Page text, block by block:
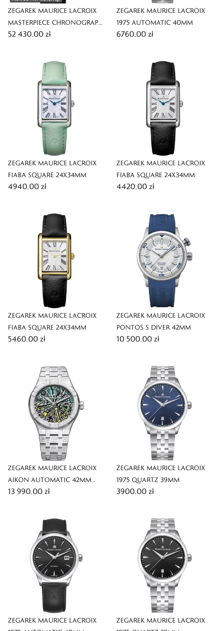
ZEGAREK MAURICE LACROIX
MASTERPIECE CHRONOGRAPH
43MM
52 430,00 zł
ZEGAREK MAURICE LACROIX
1975 AUTOMATIC 40MM
6760,00 zł
ZEGAREK MAURICE LACROIX
FIABA SQUARE 24X34MM
4940,00 zł
ZEGAREK MAURICE LACROIX
FIABA SQUARE 24X34MM
4420,00 zł
ZEGAREK MAURICE LACROIX
FIABA SQUARE 24X34MM
5460,00 zł
ZEGAREK MAURICE LACROIX
PONTOS S DIVER 42MM
10 500,00 zł
ZEGAREK MAURICE LACROIX
AIKON AUTOMATIC 42MM
WOTTO LIMITED EDITION
13 990,00 zł
ZEGAREK MAURICE LACROIX
1975 QUARTZ 39MM
3900,00 zł
ZEGAREK MAURICE LACROIX
ZEGAREK MAURICE LACROIX